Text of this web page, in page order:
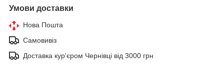
Умови доставки
Нова Пошта
Самовивіз
Доставка кур'єром Чернівці від 3000 грн